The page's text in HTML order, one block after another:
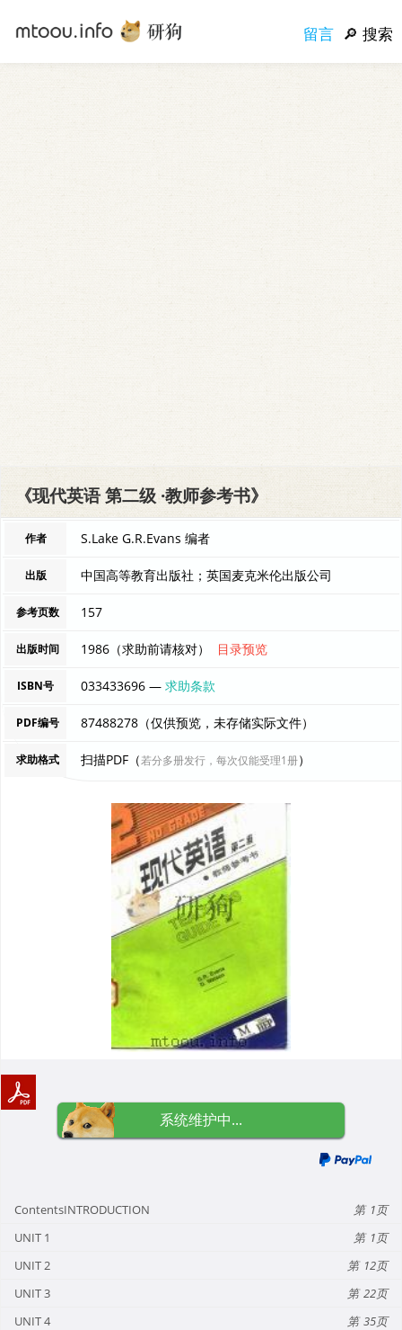
留言 搜索
《现代英语 第二级 ·教师参考书》
作者 S.Lake G.R.Evans 编者
出版 中国高等教育出版社；英国麦克米伦出版公司
参考页数 157
出版时间 1986（求助前请核对） 目录预览
ISBN号 033433696 —求助条款
PDF编号 87488278（仅供预览，未存储实际文件）
求助格式 扫描PDF（若分多册发行，每次仅能受理1册）
系统维护中...
ContentsINTRODUCTION
1
UNIT 1
1
UNIT 2
12
UNIT 3
22
UNIT 4
35